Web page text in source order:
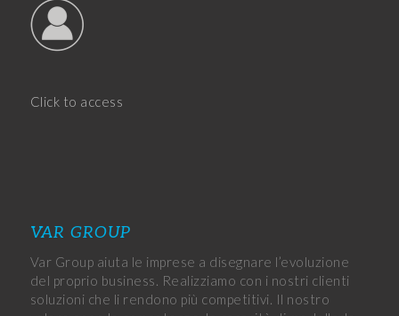
Click to access
VAR GROUP
Var Group aiuta le imprese a disegnare l’evoluzione
del proprio business. Realizziamo con i nostri clienti
soluzioni che li rendono più competitivi. Il nostro